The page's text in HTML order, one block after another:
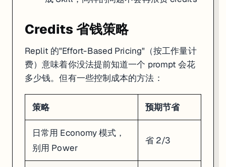
立刻暂停：点聊天面板的暂停按钮，别让它继续烧 credits
换个说法重新描述需求：更具体、更拆分
终极手段：在 Shell 里输入kill 1强制重启环境
# 如果 Agent 卡死，打开 Shell 面板输入：
# 这会重启整个运行环境，相当于重启电脑
# 不会丢代码（代码保存在文件系统里）
# 之后重新启动 Agent 就行
那个著名的数据库删除事件
Credits 省钱策略
Replit 的"Effort-Based Pricing"（按工作量计
费）意味着你没法提前知道一个 prompt 会花
多少钱。但有一些控制成本的方法：
策略 预期节省
日常用 Economy 模式，
别用 Power
省 2/3